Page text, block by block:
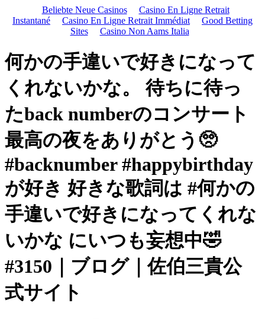
Beliebte Neue Casinos
Casino En Ligne Retrait
Instantané
Casino En Ligne Retrait Immédiat
Good Betting
Sites
Casino Non Aams Italia
何かの手違いで好きになって
くれないかな。 待ちに待っ
たback numberのコンサート
最高の夜をありがとう🥺️
#backnumber #happybirthday
が好き 好きな歌詞は #何かの
手違いで好きになってくれな
いかな にいつも妄想中🤣
#3150｜ブログ｜佐伯三貴公
式サイト